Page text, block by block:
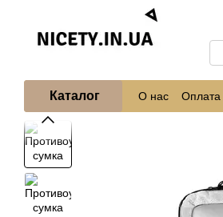
Перейти к основному контенту
Каталог О нас Оплата